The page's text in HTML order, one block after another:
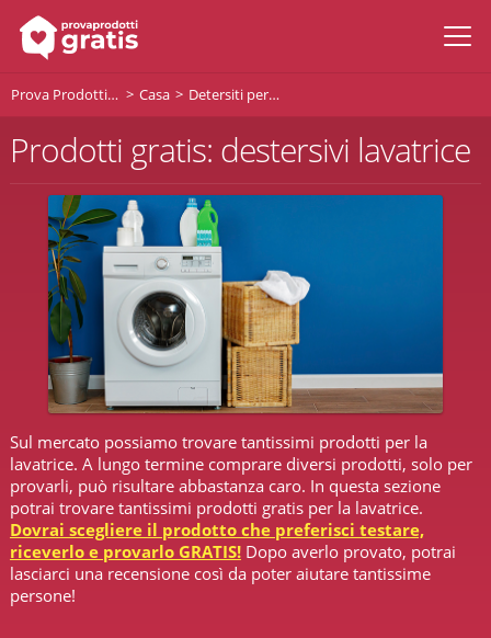
Prova Prodotti Gratis Casa Detersiti per la lavatrice
Prodotti gratis: destersivi lavatrice
Sul mercato possiamo trovare tantissimi prodotti per la
lavatrice. A lungo termine comprare diversi prodotti, solo per
provarli, può risultare abbastanza caro. In questa sezione
potrai trovare tantissimi prodotti gratis per la lavatrice.
Dovrai scegliere il prodotto che preferisci testare,
riceverlo e provarlo GRATIS!Dopo averlo provato, potrai
lasciarci una recensione così da poter aiutare tantissime
persone!